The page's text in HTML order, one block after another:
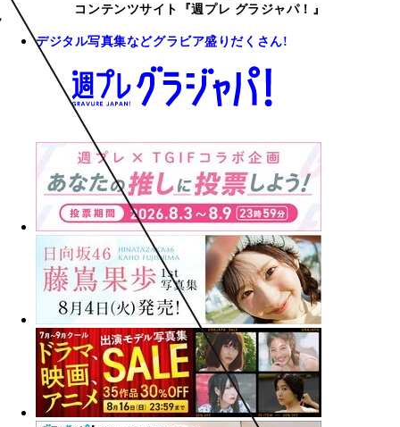
コンテンツサイト『週プレ グラジャパ！』
デジタル写真集などグラビア盛りだくさん!